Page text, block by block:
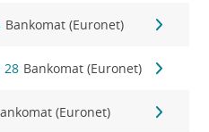
Bankomat (Euronet)
28 Bankomat (Euronet)
(Euronet)